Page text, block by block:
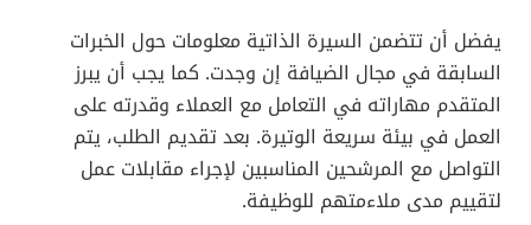
يفضل أن تتضمن السيرة الذاتية معلومات حول الخبرات
السابقة في مجال الضيافة إن وجدت. كما يجب أن يبرز
المتقدم مهاراته في التعامل مع العملاء وقدرته على
العمل في بيئة سريعة الوتيرة. بعد تقديم الطلب، يتم
التواصل مع المرشحين المناسبين لإجراء مقابلات عمل
لتقييم مدى ملاءمتهم للوظيفة.